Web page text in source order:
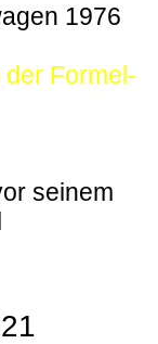
1976
Formel-
seinem